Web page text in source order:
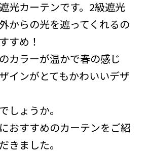
光カーテンです。2級遮光
からの光を遮ってくれるの
すめ！
カラーが温かで春の感じ
インがとてもかわいいデザ
しょうか。
おすすめのカーテンをご紹
きました。